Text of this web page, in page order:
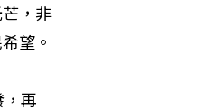
，非
望。
再